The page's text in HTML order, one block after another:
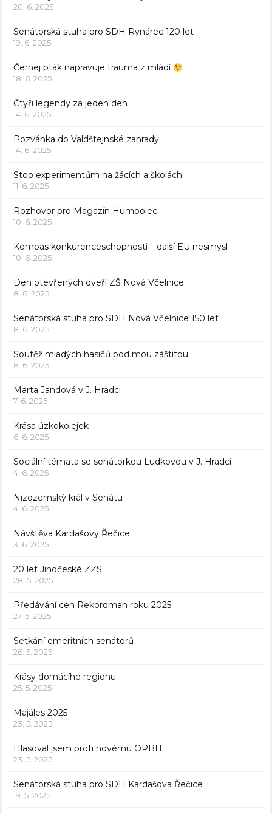
20. 6. 2025
Senátorská stuha pro SDH Rynárec 120 let
19. 6. 2025
Černej pták napravuje trauma z mládí
18. 6. 2025
Čtyři legendy za jeden den
14. 6. 2025
Pozvánka do Valdštejnské zahrady
14. 6. 2025
Stop experimentům na žácích a školách
11. 6. 2025
Rozhovor pro Magazín Humpolec
10. 6. 2025
Kompas konkurenceschopnosti – další EU nesmysl
10. 6. 2025
Den otevřených dveří ZŠ Nová Včelnice
8. 6. 2025
Senátorská stuha pro SDH Nová Včelnice 150 let
8. 6. 2025
Soutěž mladých hasičů pod mou záštitou
8. 6. 2025
Marta Jandová v J. Hradci
7. 6. 2025
Krása úzkokolejek
6. 6. 2025
Sociální témata se senátorkou Ludkovou v J. Hradci
4. 6. 2025
Nizozemský král v Senátu
4. 6. 2025
Návštěva Kardašovy Řečice
3. 6. 2025
20 let Jihočeské ZZS
28. 5. 2025
Předávání cen Rekordman roku 2025
27. 5. 2025
Setkání emeritních senátorů
26. 5. 2025
Krásy domácího regionu
25. 5. 2025
Majáles 2025
23. 5. 2025
Hlasoval jsem proti novému OPBH
23. 5. 2025
Senátorská stuha pro SDH Kardašova Řečice
19. 5. 2025